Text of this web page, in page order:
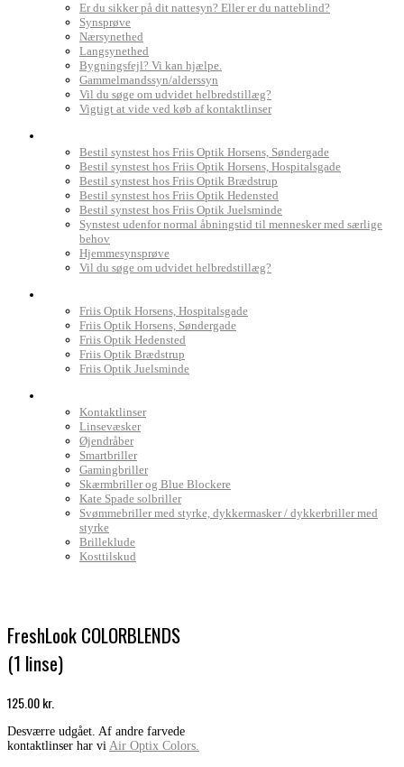
Er du sikker på dit nattesyn? Eller er du natteblind?
Synsprøve
Nærsynethed
Langsynethed
Bygningsfejl? Vi kan hjælpe.
Gammelmandssyn/alderssyn
Vil du søge om udvidet helbredstillæg?
Vigtigt at vide ved køb af kontaktlinser
Bestil synstest hos Friis Optik Horsens, Søndergade
Bestil synstest hos Friis Optik Horsens, Hospitalsgade
Bestil synstest hos Friis Optik Brædstrup
Bestil synstest hos Friis Optik Hedensted
Bestil synstest hos Friis Optik Juelsminde
Synstest udenfor normal åbningstid til mennesker med særlige
behov
Hjemmesynsprøve
Vil du søge om udvidet helbredstillæg?
Friis Optik Horsens, Hospitalsgade
Friis Optik Horsens, Søndergade
Friis Optik Hedensted
Friis Optik Brædstrup
Friis Optik Juelsminde
Kontaktlinser
Linsevæsker
Øjendråber
Smartbriller
Gamingbriller
Skærmbriller og Blue Blockere
Kate Spade solbriller
Svømmebriller med styrke, dykkermasker / dykkerbriller med
styrke
Brilleklude
Kosttilskud
FreshLook COLORBLENDS
(1 linse)
125.00kr.
Desværre udgået. Af andre farvede
kontaktlinser har vi Air Optix Colors.